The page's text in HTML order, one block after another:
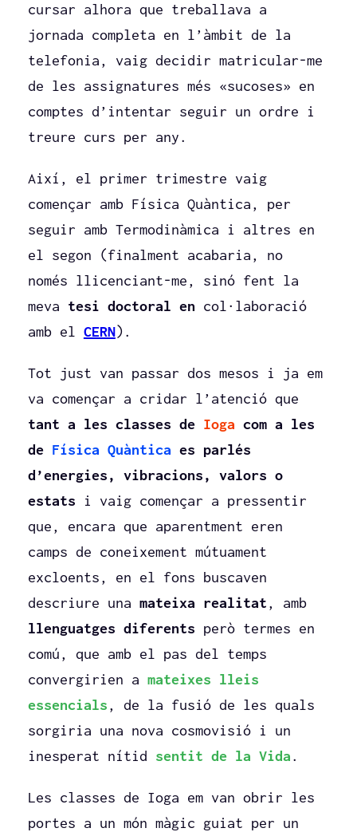
cursar alhora que treballava a
jornada completa en l’àmbit de la
telefonia, vaig decidir matricular-me
de les assignatures més «sucoses» en
comptes d’intentar seguir un ordre i
treure curs per any.
Així, el primer trimestre vaig
començar amb Física Quàntica, per
seguir amb Termodinàmica i altres en
el segon (finalment acabaria, no
només llicenciant-me, sinó fent la
meva tesi doctoral en col·laboració
amb el CERN).
Tot just van passar dos mesos i ja em
va començar a cridar l’atenció que
tant a les classes de Ioga com a les
de Física Quàntica es parlés
d’energies, vibracions, valors o
estats i vaig començar a pressentir
que, encara que aparentment eren
camps de coneixement mútuament
excloents, en el fons buscaven
descriure una mateixa realitat, amb
llenguatges diferents però termes en
comú, que amb el pas del temps
convergirien a mateixes lleis
essencials, de la fusió de les quals
sorgiria una nova cosmovisió i un
inesperat nítid sentit de la Vida.
Les classes de Ioga em van obrir les
portes a un món màgic guiat per un